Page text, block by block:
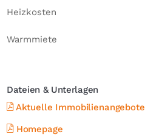
Heizkosten
Warmmiete
Dateien & Unterlagen
Aktuelle Immobilienangebote
Homepage